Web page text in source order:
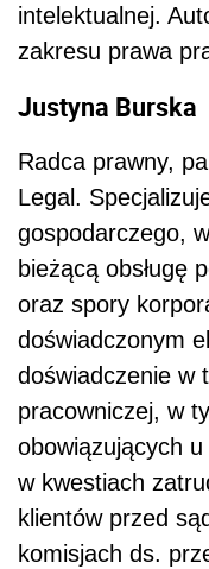
intelektualnej.
zakresu prawa
Justyna Burska
Radca prawny,
Legal.
gospodarczego,
bieżącą obsługę
oraz spory
doświadczonym
doświadczenie w
pracowniczej, w
obowiązujących
w kwestiach
klientów przed
komisjach ds.